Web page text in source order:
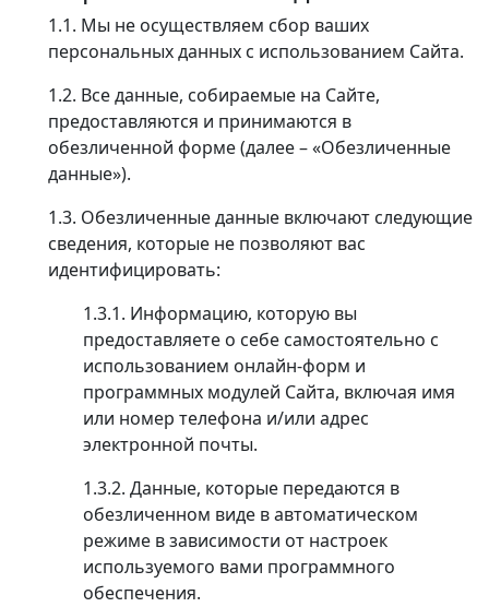
1.1. Мы не осуществляем сбор ваших
персональных данных с использованием Сайта.
1.2. Все данные, собираемые на Сайте,
предоставляются и принимаются в
обезличенной форме (далее – «Обезличенные
данные»).
1.3. Обезличенные данные включают следующие
сведения, которые не позволяют вас
идентифицировать:
1.3.1. Информацию, которую вы
предоставляете о себе самостоятельно с
использованием онлайн-форм и
программных модулей Сайта, включая имя
или номер телефона и/или адрес
электронной почты.
1.3.2. Данные, которые передаются в
обезличенном виде в автоматическом
режиме в зависимости от настроек
используемого вами программного
обеспечения.